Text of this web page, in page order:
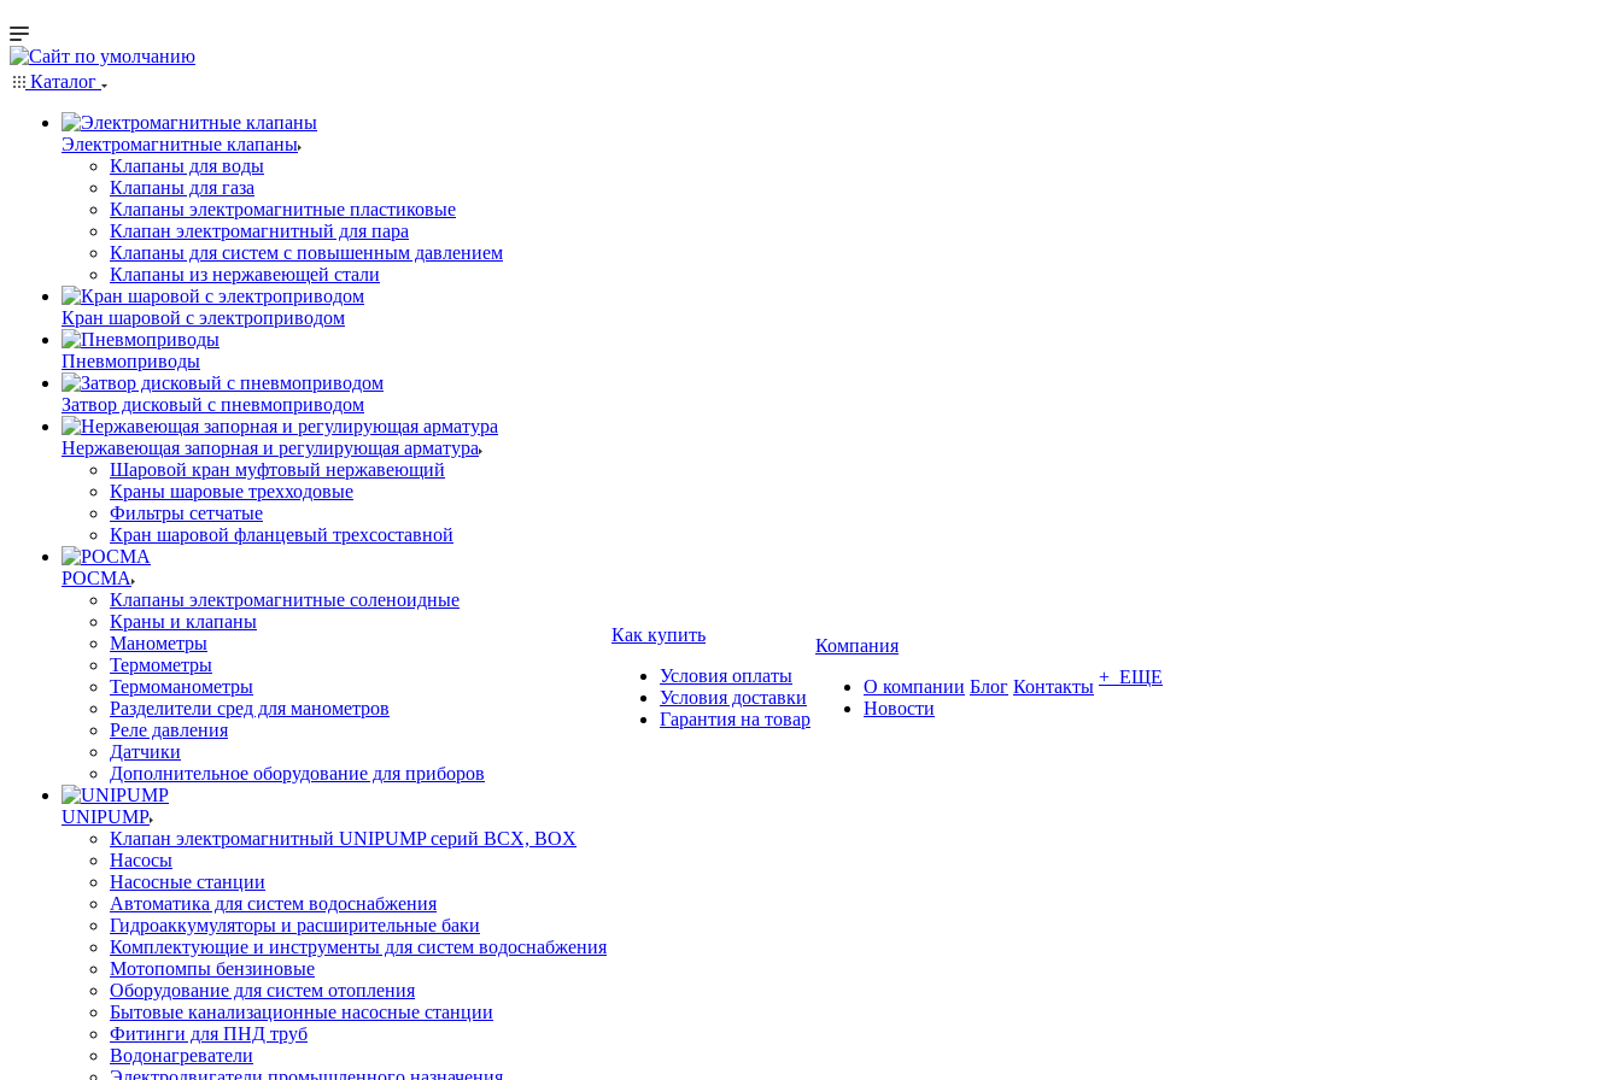
Каталог
Электромагнитные клапаны
Клапаны для воды
Клапаны для газа
Клапаны электромагнитные пластиковые
Клапан электромагнитный для пара
Клапаны для систем с повышенным давлением
Клапаны из нержавеющей стали
Кран шаровой с электроприводом
Пневмоприводы
Затвор дисковый с пневмоприводом
Нержавеющая запорная и регулирующая арматура
Шаровой кран муфтовый нержавеющий
Краны шаровые трехходовые
Фильтры сетчатые
Кран шаровой фланцевый трехсоставной
РОСМА
Клапаны электромагнитные соленоидные
Краны и клапаны
Манометры
Термометры
Термоманометры
Разделители сред для манометров
Реле давления
Датчики
Дополнительное оборудование для приборов
UNIPUMP
Клапан электромагнитный UNIPUMP серий BCX, BOX
Насосы
Насосные станции
Автоматика для систем водоснабжения
Гидроаккумуляторы и расширительные баки
Комплектующие и инструменты для систем водоснабжения
Мотопомпы бензиновые
Оборудование для систем отопления
Бытовые канализационные насосные станции
Фитинги для ПНД труб
Водонагреватели
Как купить
Условия оплаты
Условия доставки
Гарантия на товар
Компания
О компании
Новости
Блог Контакты + ЕЩЕ